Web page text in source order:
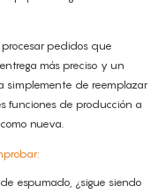
pedidos que
más preciso y un
simplemente de reemplazar
funciones de producción a
nueva.
espumado, ¿sigue siendo